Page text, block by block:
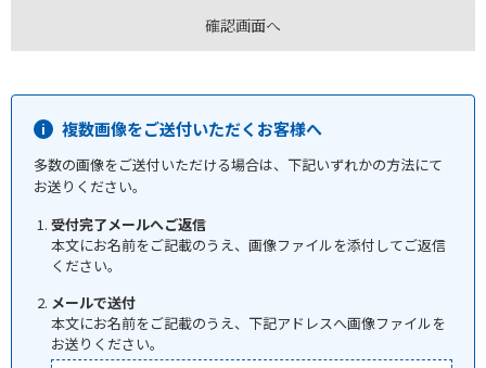
複数画像をご送付いただくお客様へ
多数の画像をご送付いただける場合は、下記いずれかの方法にて
お送りください。
受付完了メールへご返信
本文にお名前をご記載のうえ、画像ファイルを添付してご返信
ください。
メールで送付
本文にお名前をご記載のうえ、下記アドレスへ画像ファイルを
お送りください。